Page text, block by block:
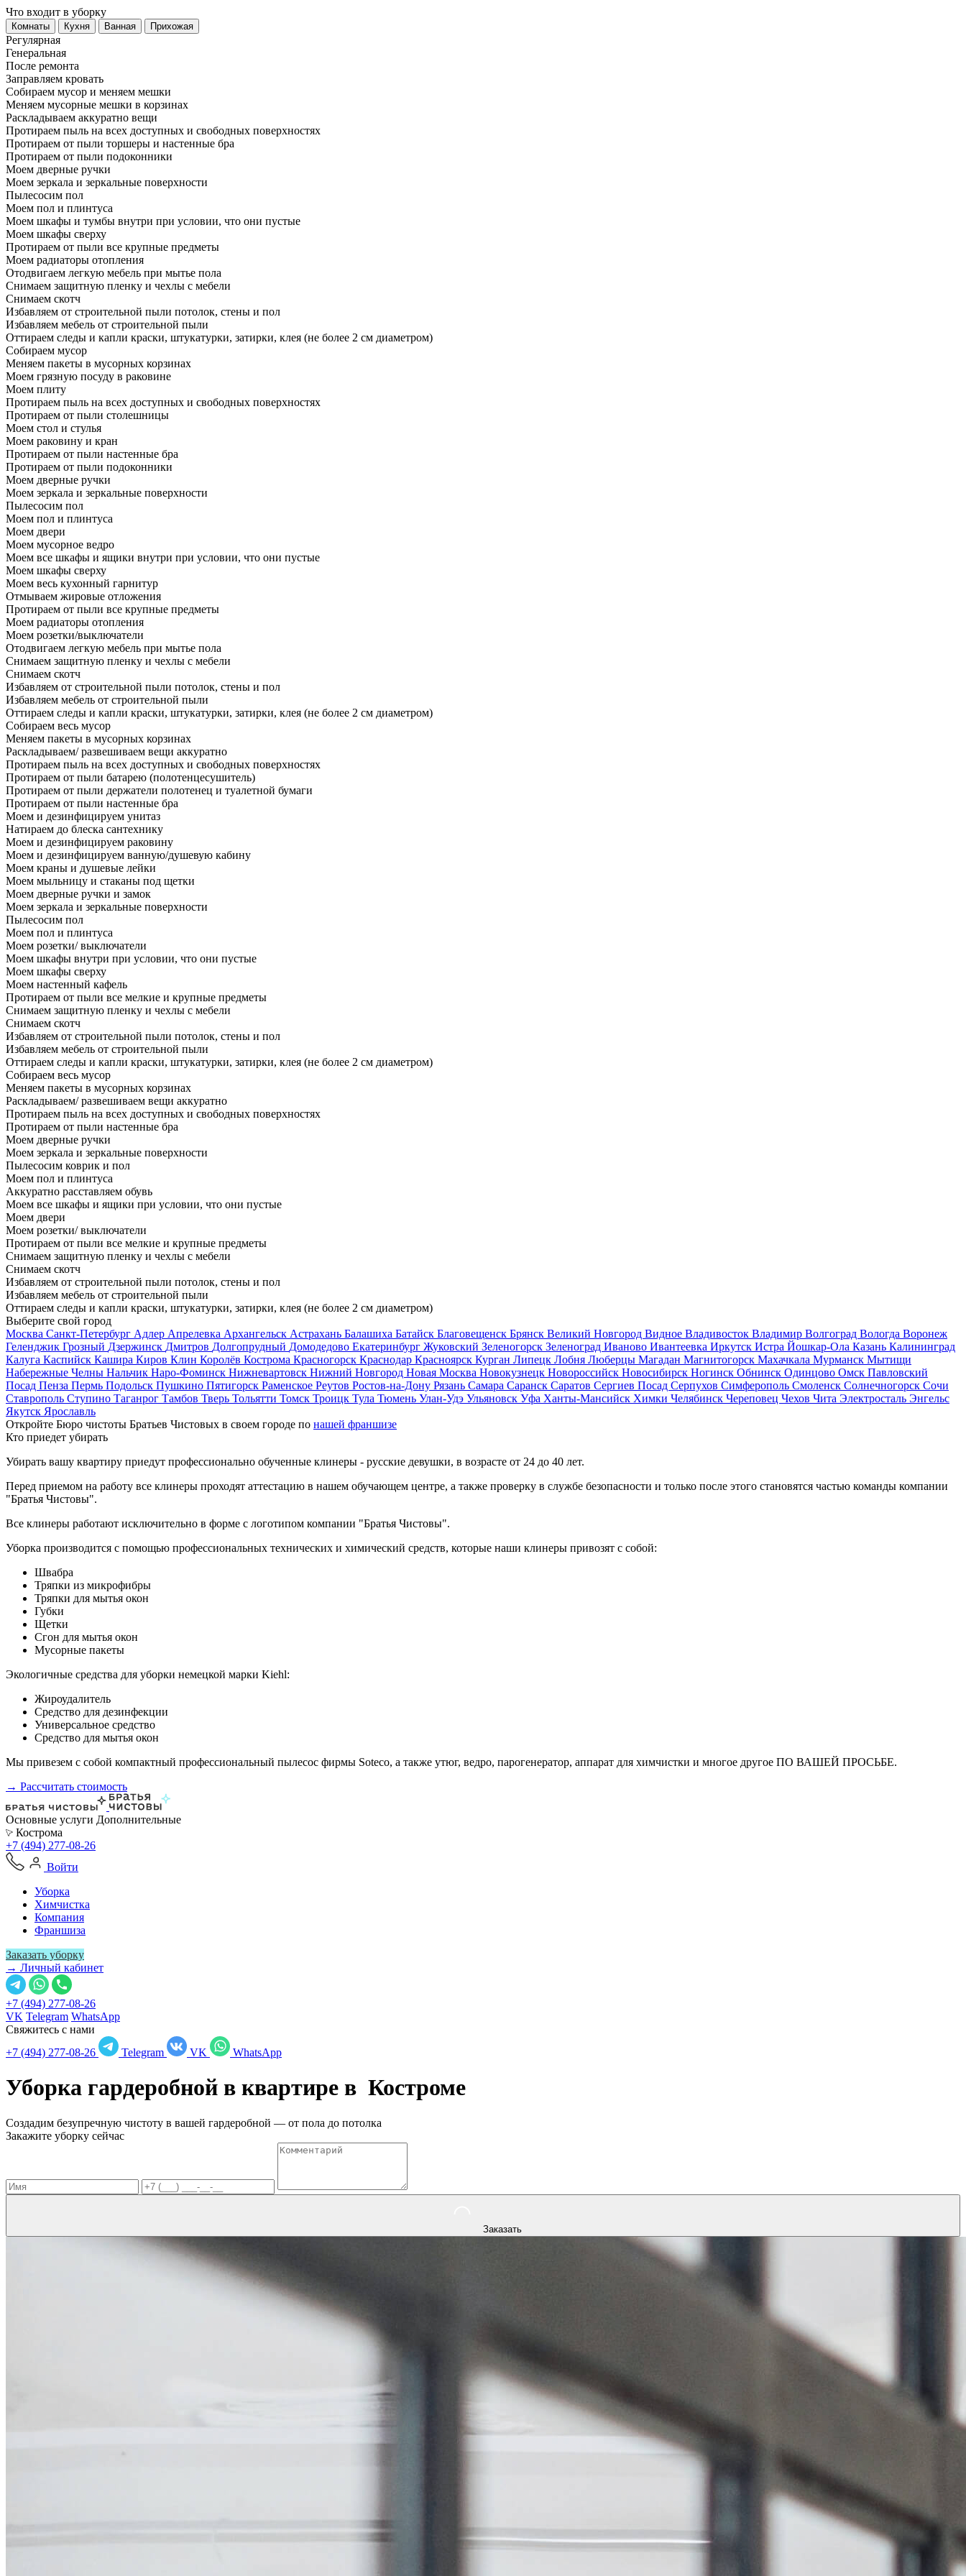
Что входит в уборку
Регу­лярная
Гене­ральная
После ремонта
Заправляем кровать
Собираем мусор и меняем мешки
Меняем мусорные мешки в корзинах
Раскладываем аккуратно вещи
Протираем пыль на всех доступных и свободных поверхностях
Протираем от пыли торшеры и настенные бра
Протираем от пыли подоконники
Моем дверные ручки
Моем зеркала и зеркальные поверхности
Пылесосим пол
Моем пол и плинтуса
Моем шкафы и тумбы внутри при условии, что они пустые
Моем шкафы сверху
Протираем от пыли все крупные предметы
Моем радиаторы отопления
Отодвигаем легкую мебель при мытье пола
Снимаем защитную пленку и чехлы с мебели
Снимаем скотч
Избавляем от строительной пыли потолок, стены и пол
Избавляем мебель от строительной пыли
Оттираем следы и капли краски, штукатурки, затирки, клея (не более 2 см диаметром)
Собираем мусор
Меняем пакеты в мусорных корзинах
Моем грязную посуду в раковине
Моем плиту
Протираем пыль на всех доступных и свободных поверхностях
Протираем от пыли столешницы
Моем стол и стулья
Моем раковину и кран
Протираем от пыли настенные бра
Протираем от пыли подоконники
Моем дверные ручки
Моем зеркала и зеркальные поверхности
Пылесосим пол
Моем пол и плинтуса
Моем двери
Моем мусорное ведро
Моем все шкафы и ящики внутри при условии, что они пустые
Моем шкафы сверху
Моем весь кухонный гарнитур
Отмываем жировые отложения
Протираем от пыли все крупные предметы
Моем радиаторы отопления
Моем розетки/выключатели
Отодвигаем легкую мебель при мытье пола
Снимаем защитную пленку и чехлы с мебели
Снимаем скотч
Избавляем от строительной пыли потолок, стены и пол
Избавляем мебель от строительной пыли
Оттираем следы и капли краски, штукатурки, затирки, клея (не более 2 см диаметром)
Собираем весь мусор
Меняем пакеты в мусорных корзинах
Раскладываем/ развешиваем вещи аккуратно
Протираем пыль на всех доступных и свободных поверхностях
Протираем от пыли батарею (полотенцесушитель)
Протираем от пыли держатели полотенец и туалетной бумаги
Протираем от пыли настенные бра
Моем и дезинфицируем унитаз
Натираем до блеска сантехнику
Моем и дезинфицируем раковину
Моем и дезинфицируем ванную/душевую кабину
Моем краны и душевые лейки
Моем мыльницу и стаканы под щетки
Моем дверные ручки и замок
Моем зеркала и зеркальные поверхности
Пылесосим пол
Моем пол и плинтуса
Моем розетки/ выключатели
Моем шкафы внутри при условии, что они пустые
Моем шкафы сверху
Моем настенный кафель
Протираем от пыли все мелкие и крупные предметы
Снимаем защитную пленку и чехлы с мебели
Снимаем скотч
Избавляем от строительной пыли потолок, стены и пол
Избавляем мебель от строительной пыли
Оттираем следы и капли краски, штукатурки, затирки, клея (не более 2 см диаметром)
Собираем весь мусор
Меняем пакеты в мусорных корзинах
Раскладываем/ развешиваем вещи аккуратно
Протираем пыль на всех доступных и свободных поверхностях
Протираем от пыли настенные бра
Моем дверные ручки
Моем зеркала и зеркальные поверхности
Пылесосим коврик и пол
Моем пол и плинтуса
Аккуратно расставляем обувь
Моем все шкафы и ящики при условии, что они пустые
Моем двери
Моем розетки/ выключатели
Протираем от пыли все мелкие и крупные предметы
Снимаем защитную пленку и чехлы с мебели
Снимаем скотч
Избавляем от строительной пыли потолок, стены и пол
Избавляем мебель от строительной пыли
Оттираем следы и капли краски, штукатурки, затирки, клея (не более 2 см диаметром)
Выберите свой город
Москва Санкт-Петербург Адлер Апрелевка Архангельск Астрахань Балашиха Батайск Благовещенск Брянск Великий Новгород Видное Владивосток Владимир Волгоград Вологда Воронеж
Геленджик Грозный Дзержинск Дмитров Долгопрудный Домодедово Екатеринбург Жуковский Зеленогорск Зеленоград Иваново Ивантеевка Иркутск Истра Йошкар-Ола Казань Калининград
Калуга Каспийск Кашира Киров Клин Королёв Кострома Красногорск Краснодар Красноярск Курган Липецк Лобня Люберцы Магадан Магнитогорск Махачкала Мурманск Мытищи
Набережные Челны Нальчик Наро-Фоминск Нижневартовск Нижний Новгород Новая Москва Новокузнецк Новороссийск Новосибирск Ногинск Обнинск Одинцово Омск Павловский
Посад Пенза Пермь Подольск Пушкино Пятигорск Раменское Реутов Ростов-на-Дону Рязань Самара Саранск Саратов Сергиев Посад Серпухов Симферополь Смоленск Солнечногорск Сочи
Ставрополь Ступино Таганрог Тамбов Тверь Тольятти Томск Троицк Тула Тюмень Улан-Удэ Ульяновск Уфа Ханты-Мансийск Химки Челябинск Череповец Чехов Чита Электросталь Энгельс
Якутск Ярославль
Откройте Бюро чистоты Братьев Чистовых в своем городе по нашей франшизе
Кто приедет убирать
Убирать вашу квартиру приедут профессионально обученные клинеры - русские девушки, в возрасте от 24 до 40 лет.
Перед приемом на работу все клинеры проходят аттестацию в нашем обучающем центре, а также проверку в службе безопасности и только после этого становятся частью команды компании
"Братья Чистовы".
Все клинеры работают исключительно в форме с логотипом компании "Братья Чистовы".
Уборка производится с помощью профессиональных технических и химический средств, которые наши клинеры привозят с собой:
Швабра
Тряпки из микрофибры
Тряпки для мытья окон
Губки
Щетки
Сгон для мытья окон
Мусорные пакеты
Экологичные средства для уборки немецкой марки Kiehl:
Жироудалитель
Средство для дезинфекции
Универсальное средство
Средство для мытья окон
Мы привезем с собой компактный профессиональный пылесос фирмы Soteco, а также утюг, ведро, парогенератор, аппарат для химчистки и многое другое ПО ВАШЕЙ ПРОСЬБЕ.
→ Рассчитать стоимость
Основные услуги Дополнительные
Кострома
+7 (494) 277-08-26
Войти
Уборка
Химчистка
Компания
Франшиза
Заказать уборку
→ Личный кабинет
+7 (494) 277-08-26
VK Telegram WhatsApp
Свяжитесь с нами
+7 (494) 277-08-26
Telegram VK WhatsApp
Уборка гардеробной в квартире в Костроме
Создадим безупречную чистоту в вашей гардеробной — от пола до потолка
Закажите уборку сейчас
Заказать